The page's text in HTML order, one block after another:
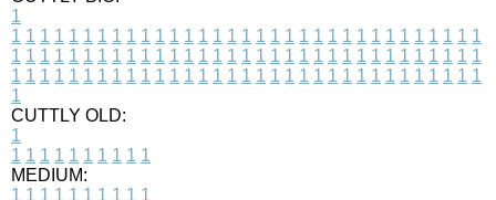
1
1 1 1 1 1 1 1 1 1 1 1 1 1 1 1 1 1 1 1 1 1 1 1 1 1 1 1 1 1 1 1 1 1
1 1 1 1 1 1 1 1 1 1 1 1 1 1 1 1 1 1 1 1 1 1 1 1 1 1 1 1 1 1 1 1 1
1 1 1 1 1 1 1 1 1 1 1 1 1 1 1 1 1 1 1 1 1 1 1 1 1 1 1 1 1 1 1 1 1
1
CUTTLY OLD:
1
1 1 1 1 1 1 1 1 1 1
MEDIUM:
1 1 1 1 1 1 1 1 1 1